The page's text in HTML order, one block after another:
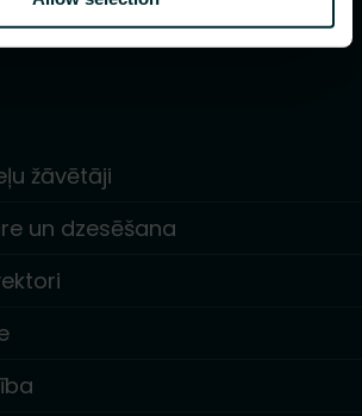
žāvētāji
un dzesēšana